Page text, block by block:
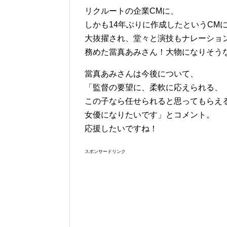
リクルートの企業CMに、
しかも14年ぶりに作成したというCMに
大抜擢され、堂々と演技もナレーショ
務めた當真あみさん！大物になりそう
當真あみさんは今後について、
「監督の要望に、柔軟に応えられる、
この子なら任せられると思ってもらえ
女優になりたいです」とコメント。
応援したいですね！
スポンサードリンク